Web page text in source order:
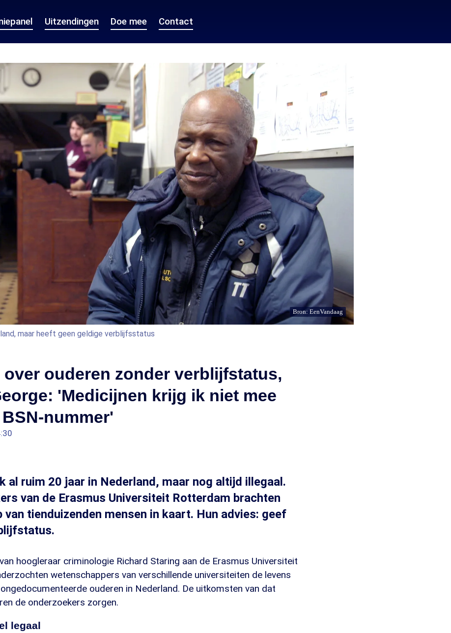
Uitzendingen Doe mee Contact
Bron: EenVandaag
maar heeft geen geldige verblijfsstatus
over ouderen zonder verblijfstatus,
'Medicijnen krijg ik niet mee
nummer'
al ruim 20 jaar in Nederland, maar nog altijd illegaal.
van de Erasmus Universiteit Rotterdam brachten
van tienduizenden mensen in kaart. Hun advies: geef
hoogleraar criminologie Richard Staring aan de Erasmus Universiteit
wetenschappers van verschillende universiteiten de levens
ouderen in Nederland. De uitkomsten van dat
de onderzoekers zorgen.
legaal